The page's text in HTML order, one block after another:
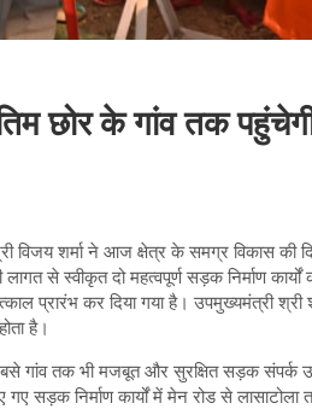
छोर के गांव तक पहुंचेगी
विजय शर्मा ने आज क्षेत्र के समग्र विकास की
से स्वीकृत दो महत्वपूर्ण सड़क निर्माण कार्यों
प्रारंभ कर दिया गया है। उपमुख्यमंत्री
है।
बसे गांव तक भी मजबूत और सुरक्षित सड़क संपर्क
सड़क निर्माण कार्यों में मेन रोड से